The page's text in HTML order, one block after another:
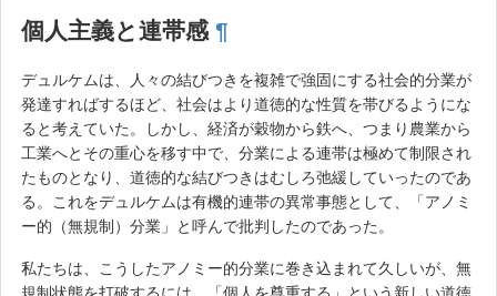
個人主義と連帯感 ¶
デュルケムは、人々の結びつきを複雑で強固にする社会的分業が
発達すればするほど、社会はより道徳的な性質を帯びるようにな
ると考えていた。しかし、経済が穀物から鉄へ、つまり農業から
工業へとその重心を移す中で、分業による連帯は極めて制限され
たものとなり、道徳的な結びつきはむしろ弛緩していったのであ
る。これをデュルケムは有機的連帯の異常事態として、「アノミ
ー的（無規制）分業」と呼んで批判したのであった。
私たちは、こうしたアノミー的分業に巻き込まれて久しいが、無
規制状態を打破するには、「個人を尊重する」という新しい道徳